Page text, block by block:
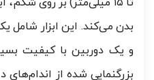
بدن می‌کند. این ابزار شامل
و یک دوربین با کیفیت
بزرگنمایی شده از اندام‌های